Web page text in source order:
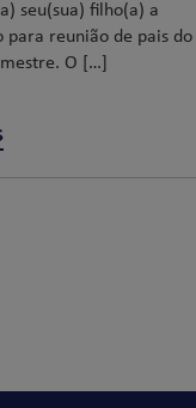
seu(sua) filho(a) a
para reunião de pais do
O […]